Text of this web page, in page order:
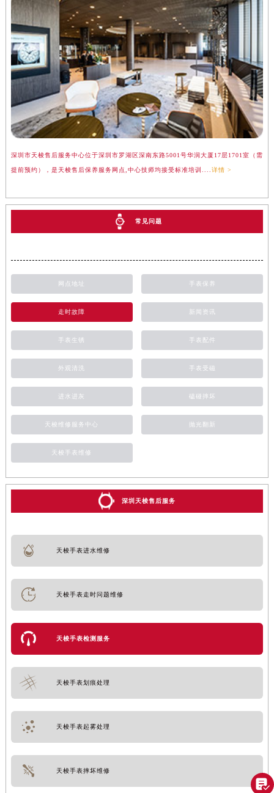
深圳市天梭售后服务中心位于深圳市罗湖区深南东路5001号华润大厦17层1701室（需
提前预约），是天梭售后保养服务网点,中心技师均接受标准培训....详情 >
常见问题
网点地址 手表保养
走时故障 新闻资讯
手表生锈 手表配件
外观清洗 手表受磁
进水进灰 磕碰摔坏
天梭维修服务中心 抛光翻新
天梭手表维修
深圳天梭售后服务
天梭手表进水维修
天梭手表走时问题维修
天梭手表检测服务
天梭手表划痕处理
天梭手表起雾处理
天梭手表摔坏维修
